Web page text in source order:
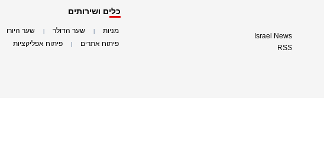
Israel News
RSS
כלים ושירותים
מניות שער הדולר שער היורו
פיתוח אתרים פיתוח אפליקציות